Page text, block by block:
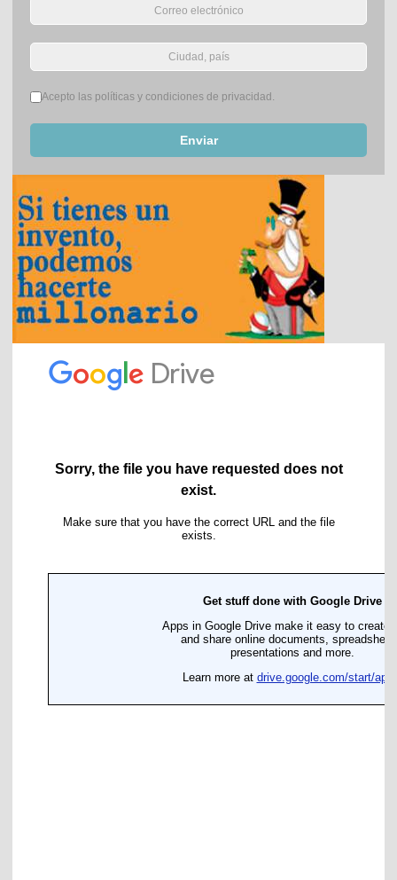
Términos del servicio*
Acepto las políticas y condiciones de privacidad.
Enviar